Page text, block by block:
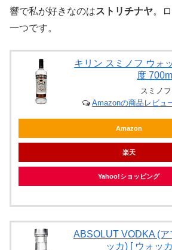
響で私が好きなのはストリチナヤ。
一つです。
キリン スミノフ ウォ
度 700ml
スミノフ
Amazonの商品レビュ
Amazon
楽天
Yahoo!ショッピング
ABSOLUT VODKA (
ッカ) [ ウォッ